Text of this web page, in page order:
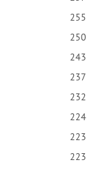
255
250
243
237
232
224
223
223